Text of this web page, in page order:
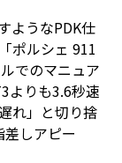
ようなPDK仕
ポルシェ 911
でのマニュア
よりも3.6秒速
れ」と切り捨
しアピー